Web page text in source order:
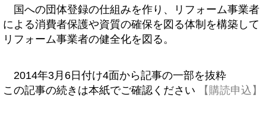
国への団体登録の仕組みを作り、リフォーム事業者
による消費者保護や資質の確保を図る体制を構築して
リフォーム事業者の健全化を図る。
2014年3月6日付け4面から記事の一部を抜粋
この記事の続きは本紙でご確認ください
【購読申込】